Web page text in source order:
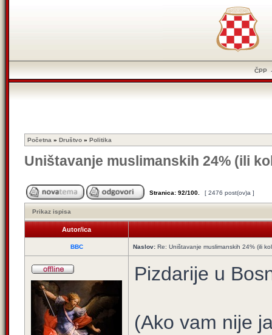
ČPP
Početna » Društvo » Politika
Uništavanje muslimanskih 24% (ili
Stranica: 92/100 [ 2476 post(ov)a ]
Prikaz ispisa
Autor/ica
BBC Naslov: Re: Uništavanje muslimanskih 24% (ili
Pizdarije u
(Ako vam nije